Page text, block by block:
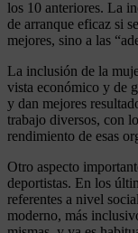
los 10 anteriores. La
de arranque eficaz si
mejores, sino a las
La inclusión de la
vista económico y de
y dan mejores
trabajo diversos, con
rendimiento de esas
Otro aspecto
deportistas. En los
referentes a nivel
moderno, más